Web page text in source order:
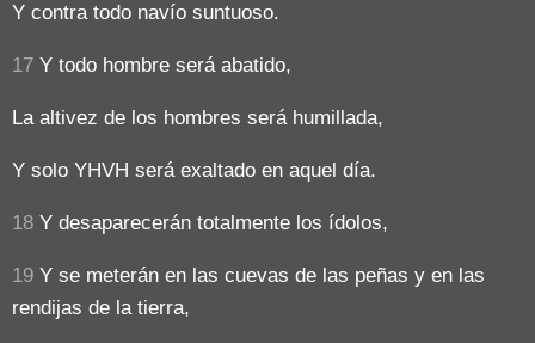
Y contra todo navío suntuoso.
17 Y todo hombre será abatido,
La altivez de los hombres será humillada,
Y solo YHVH será exaltado en aquel día.
18 Y desaparecerán totalmente los ídolos,
19 Y se meterán en las cuevas de las peñas y en las
rendijas de la tierra,